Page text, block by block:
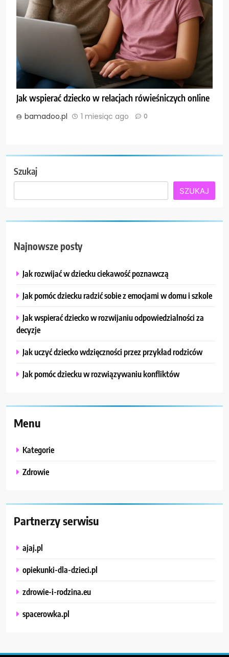
Jak wspierać dziecko w relacjach rówieśniczych online
bamadoo.pl 1 miesiąc ago 0
Szukaj
SZUKAJ
Najnowsze posty
Jak rozwijać w dziecku ciekawość poznawczą
Jak pomóc dziecku radzić sobie z emocjami w domu i szkole
Jak wspierać dziecko w rozwijaniu odpowiedzialności za
decyzje
Jak uczyć dziecko wdzięczności przez przykład rodziców
Jak pomóc dziecku w rozwiązywaniu konfliktów
Menu
Kategorie
Zdrowie
Partnerzy serwisu
ajaj.pl
opiekunki-dla-dzieci.pl
zdrowie-i-rodzina.eu
spacerowka.pl